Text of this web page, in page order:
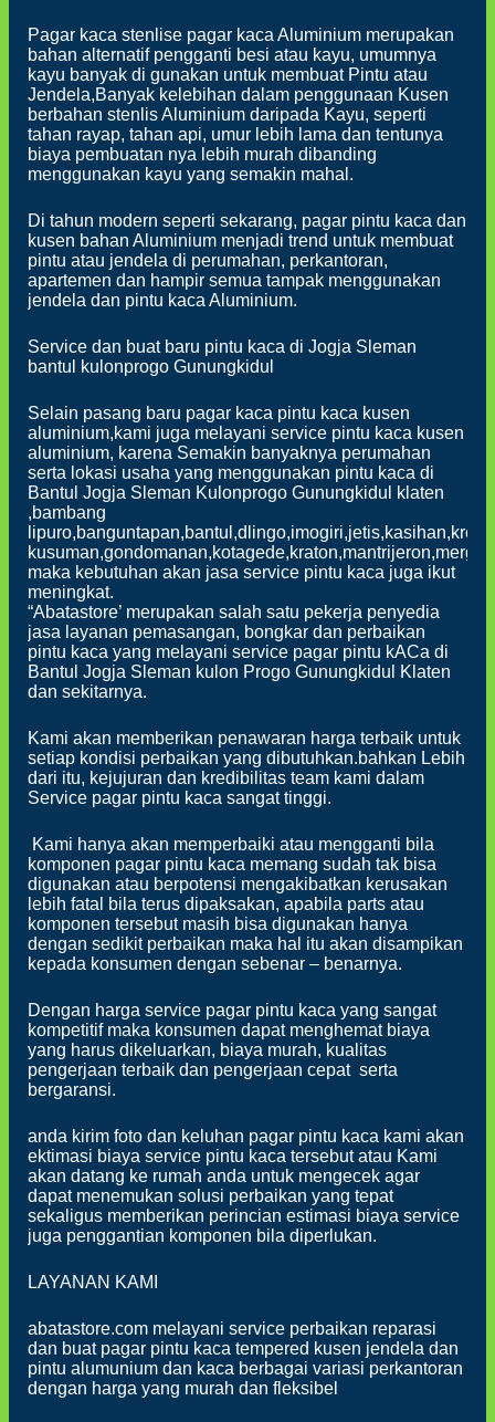
Pagar kaca stenlise pagar kaca Aluminium merupakan
bahan alternatif pengganti besi atau kayu, umumnya
kayu banyak di gunakan untuk membuat Pintu atau
Jendela,Banyak kelebihan dalam penggunaan Kusen
berbahan stenlis Aluminium daripada Kayu, seperti
tahan rayap, tahan api, umur lebih lama dan tentunya
biaya pembuatan nya lebih murah dibanding
menggunakan kayu yang semakin mahal.
Di tahun modern seperti sekarang, pagar pintu kaca dan
kusen bahan Aluminium menjadi trend untuk membuat
pintu atau jendela di perumahan, perkantoran,
apartemen dan hampir semua tampak menggunakan
jendela dan pintu kaca Aluminium.
Service dan buat baru pintu kaca di Jogja Sleman
bantul kulonprogo Gunungkidul
Selain pasang baru pagar kaca pintu kaca kusen
aluminium,kami juga melayani service pintu kaca kusen
aluminium, karena Semakin banyaknya perumahan
serta lokasi usaha yang menggunakan pintu kaca di
Bantul Jogja Sleman Kulonprogo Gunungkidul klaten
,bambang
maka kebutuhan akan jasa service pintu kaca juga ikut
meningkat.
“Abatastore’ merupakan salah satu pekerja penyedia
jasa layanan pemasangan, bongkar dan perbaikan
pintu kaca yang melayani service pagar pintu kACa di
Bantul Jogja Sleman kulon Progo Gunungkidul Klaten
dan sekitarnya.
Kami akan memberikan penawaran harga terbaik untuk
setiap kondisi perbaikan yang dibutuhkan.bahkan Lebih
dari itu, kejujuran dan kredibilitas team kami dalam
Service pagar pintu kaca sangat tinggi.
Kami hanya akan memperbaiki atau mengganti bila
komponen pagar pintu kaca memang sudah tak bisa
digunakan atau berpotensi mengakibatkan kerusakan
lebih fatal bila terus dipaksakan, apabila parts atau
komponen tersebut masih bisa digunakan hanya
dengan sedikit perbaikan maka hal itu akan disampikan
kepada konsumen dengan sebenar – benarnya.
Dengan harga service pagar pintu kaca yang sangat
kompetitif maka konsumen dapat menghemat biaya
yang harus dikeluarkan, biaya murah, kualitas
pengerjaan terbaik dan pengerjaan cepat serta
bergaransi.
anda kirim foto dan keluhan pagar pintu kaca kami akan
ektimasi biaya service pintu kaca tersebut atau Kami
akan datang ke rumah anda untuk mengecek agar
dapat menemukan solusi perbaikan yang tepat
sekaligus memberikan perincian estimasi biaya service
juga penggantian komponen bila diperlukan.
LAYANAN KAMI
abatastore.com melayani service perbaikan reparasi
dan buat pagar pintu kaca tempered kusen jendela dan
pintu alumunium dan kaca berbagai variasi perkantoran
dengan harga yang murah dan fleksibel